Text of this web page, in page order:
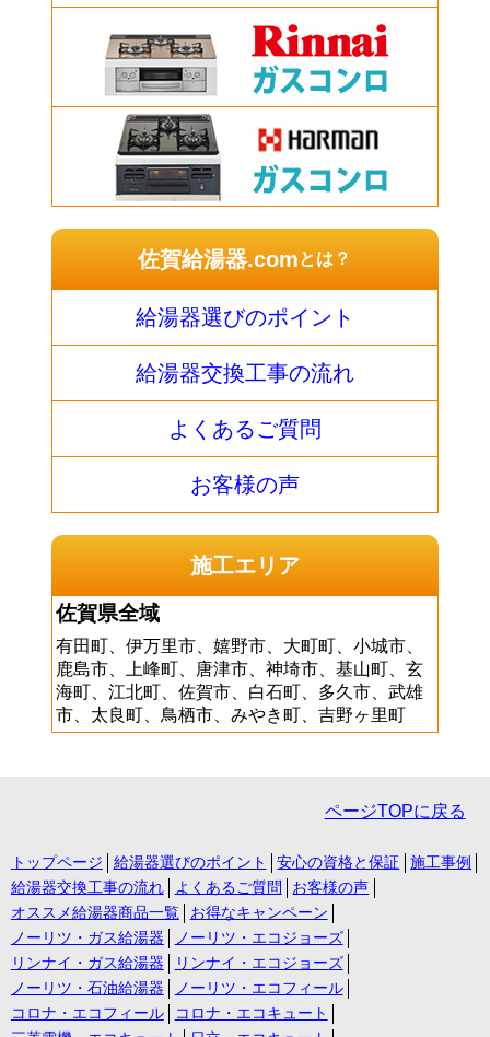
佐賀給湯器.comとは？
給湯器選びのポイント
給湯器交換工事の流れ
よくあるご質問
お客様の声
施工エリア
佐賀県全域
有田町、伊万里市、嬉野市、大町町、小城市、
鹿島市、上峰町、唐津市、神埼市、基山町、玄
海町、江北町、佐賀市、白石町、多久市、武雄
市、太良町、鳥栖市、みやき町、吉野ヶ里町
ページTOPに戻る
トップページ 給湯器選びのポイント 安心の資格と保証
施工事例
給湯器交換工事の流れ
よくあるご質問
お客様の声
オススメ給湯器商品一覧
お得なキャンペーン
ノーリツ・ガス給湯器
ノーリツ・エコジョーズ
リンナイ・ガス給湯器
リンナイ・エコジョーズ
ノーリツ・石油給湯器
ノーリツ・エコフィール
コロナ・エコフィール
コロナ・エコキュート